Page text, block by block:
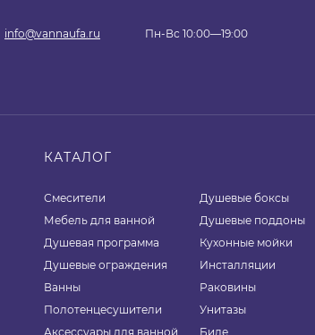
info@vannaufa.ru Пн-Вс 10:00—19:00
КАТАЛОГ
Смесители
Мебель для ванной
Душевая программа
Душевые ограждения
Ванны
Полотенцесушители
Аксессуары для ванной
Душевые боксы
Душевые поддоны
Кухонные мойки
Инсталляции
Раковины
Унитазы
Биде